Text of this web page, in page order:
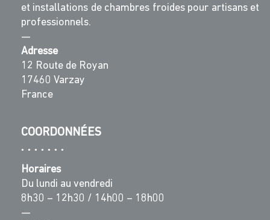
et installations de chambres froides pour artisans et
professionnels.
—
Adresse
12 Route de Royan
17460 Varzay
France
COORDONNÉES
Horaires
Du lundi au vendredi
8h30 – 12h30 / 14h00 – 18h00
—